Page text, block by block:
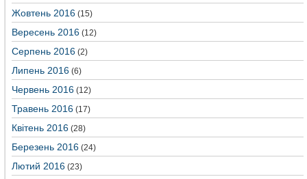
Жовтень 2016 (15)
Вересень 2016 (12)
Серпень 2016 (2)
Липень 2016 (6)
Червень 2016 (12)
Травень 2016 (17)
Квітень 2016 (28)
Березень 2016 (24)
Лютий 2016 (23)